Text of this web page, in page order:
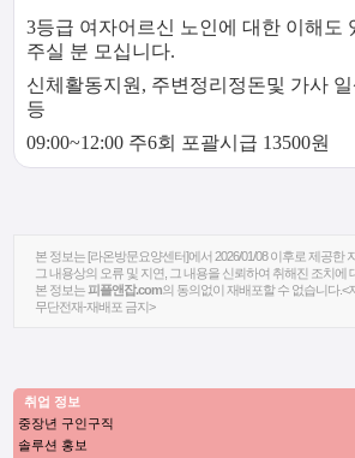
3등급 여자어르신 노인에 대한 이해도
주실 분 모십니다.
신체활동지원, 주변정리정돈및 가사
등
09:00~12:00 주6회 포괄시급 13500원
본 정보는 [라온방문요양센터]에서 2026/01/08 이후로 제공한
그 내용상의 오류 및 지연, 그 내용을 신뢰하여 취해진 조치에
본 정보는피플앤잡.com의 동의없이 재배포할 수 없습니다
무단전재-재배포 금지>
취업 정보
중장년 구인구직
솔루션 홍보